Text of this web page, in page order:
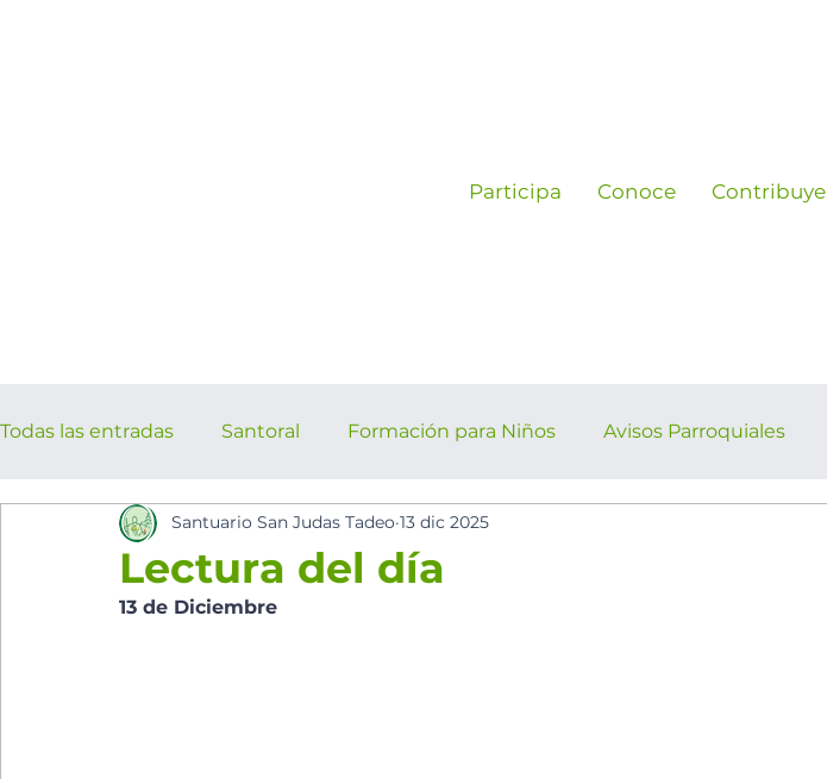
Participa Conoce Contribuye
Todas las entradas Santoral Formación para Niños Avisos Parroquiales
los cinco minutos del espíritu Sant Eventos Parroquiales
Lectura del día
Santuario San Judas Tadeo 13 dic 2025
13 de Diciembre